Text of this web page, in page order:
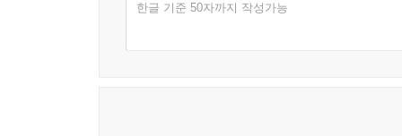
한글 기준 50자까지 작성가능